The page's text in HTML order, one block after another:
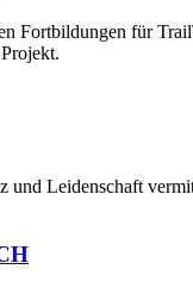
Fortbildungen für
und Leidenschaft